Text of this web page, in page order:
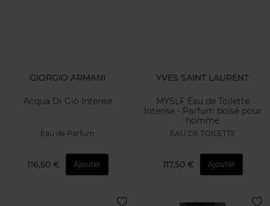
GIORGIO ARMANI
Acqua Di Giò Intense
Eau de Parfum
116,50 € Ajouter
YVES SAINT LAURENT
MYSLF Eau de Toilette
Intense - Parfum boisé pour
homme
EAU DE TOILETTE
117,50 € Ajouter